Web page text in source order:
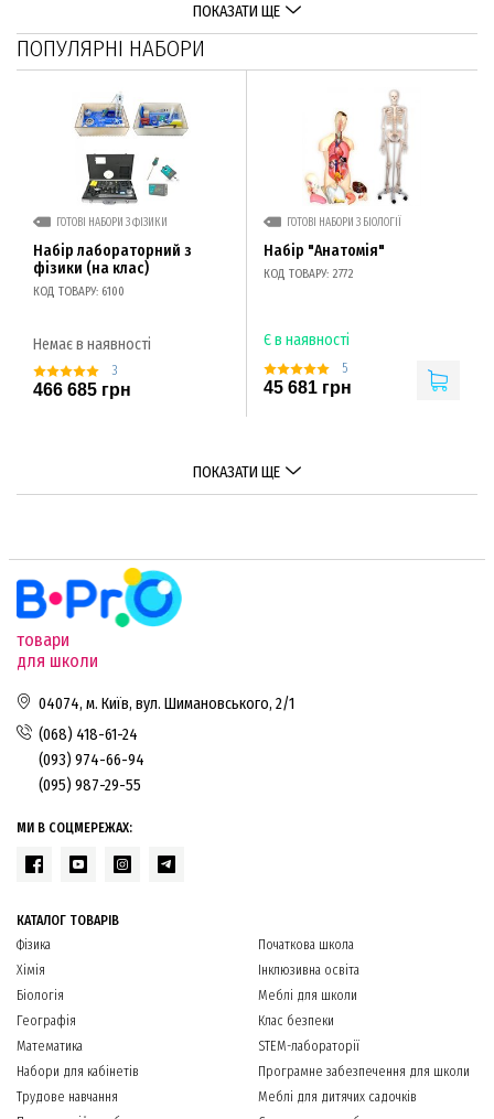
ПОКАЗАТИ ЩЕ
ПОПУЛЯРНІ НАБОРИ
ГОТОВІ НАБОРИ З ФІЗИКИ
Набір лабораторний з
фізики (на клас)
КОД ТОВАРУ: 6100
Немає в наявності
3
466 685 грн
ГОТОВІ НАБОРИ З БІОЛОГІЇ
Набір "Анатомія"
КОД ТОВАРУ: 2772
Є в наявності
5
45 681 грн
ПОКАЗАТИ ЩЕ
товари
для школи
04074, м. Київ, вул. Шимановського, 2/1
(068) 418-61-24
(093) 974-66-94
(095) 987-29-55
МИ В СОЦМЕРЕЖАХ:
КАТАЛОГ ТОВАРІВ
Фізика
Хімія
Біологія
Географія
Математика
Набори для кабінетів
Трудове навчання
Початкова школа
Інклюзивна освіта
Меблі для школи
Клас безпеки
STEM-лабораторії
Програмне забезпечення для школи
Меблі для дитячих садочків